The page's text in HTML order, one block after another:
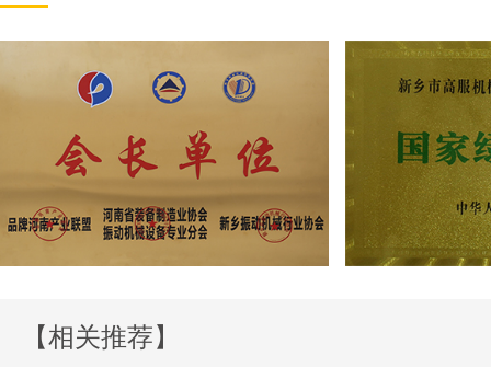
【相关推荐】